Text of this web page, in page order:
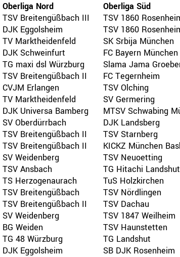
Oberliga Nord Oberliga Süd
TSV Breitengüßbach III TSV 1860
DJK Eggolsheim TSV 1860
TV Marktheidenfeld SK Srbija München
DJK Schweinfurt FC Bayern
TG maxi dsl Würzburg Slama Jama
TSV Breitengüßbach II FC Tegernheim
CVJM Erlangen TSV Olching
TV Marktheidenfeld SV Germering
DJK Universa Bamberg MTSV Schwabing
SV Oberdürrbach DJK Landsberg
TSV Breitengüßbach II TSV Starnberg
TSV Breitengüßbach II
KICKZ München
SV Weidenberg
TSV Neuoetting
TSV Ansbach
TG Hitachi Landshut
TS Herzogenaurach
TuS Holzkirchen
TSV Breitengüßbach
TSV Nördlingen
TSV Breitengüßbach II
TSV Dachau
SV Weidenberg
TSV 1847 Weilheim
BG Weiden
TSV Haunstetten
TG 48 Würzburg
TG Landshut
DJK Eggolsheim SB DJK Rosenheim